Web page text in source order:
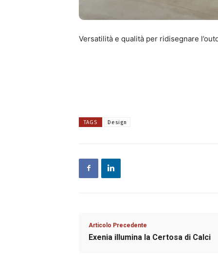
Versatilità e qualità per ridisegnare
TAGS Design
Articolo Precedente
Exenia illumina la Certosa di Calci